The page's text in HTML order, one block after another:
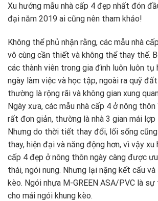
Xu hướng mẫu nhà cấp 4 đẹp nhất đón
đại năm 2019 ai cũng nên tham khảo!
Không thể phủ nhận rằng, các mẫu nhà
vô cùng cần thiết và không thể thay thế.
các thành viên trong gia đình luôn luôn tụ
ngày làm việc và học tập, ngoài ra quỹ
thường là rộng rãi và không gian xung
Ngày xưa, các mẫu nhà cấp 4 ở nông
rất đơn giản, thường là nhà 3 gian mái lợp
Nhưng do thời tiết thay đổi, lối sống
thay, hiện đại và năng động hơn, vì vậy xu
cấp 4 đẹp ở nông thôn ngày càng được
thái, ngói nung. Nhưng lại nặng kết cấu
kèo. Ngói nhựa M-GREEN ASA/PVC là
cho mái ngói khung kèo.